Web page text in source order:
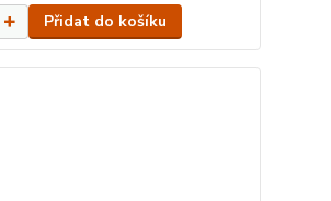
Přidat do košíku